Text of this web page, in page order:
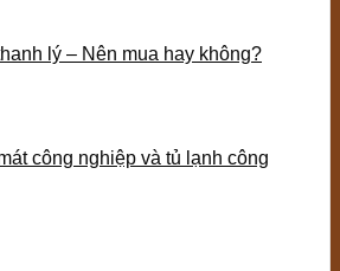
lý – Nên mua hay không?
công nghiệp và tủ lạnh công